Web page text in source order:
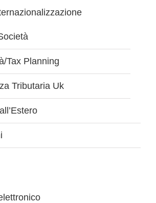
Tax Planning
Tributaria Uk